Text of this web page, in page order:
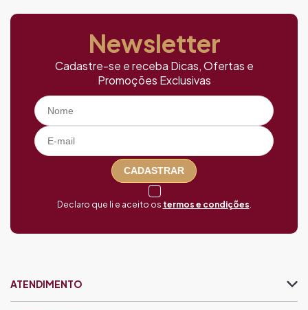
Newsletter
Cadastre-se e receba Dicas, Ofertas e
Promoções Exclusivas
CADASTRAR
Declaro que li e aceito os termos e condições
ATENDIMENTO